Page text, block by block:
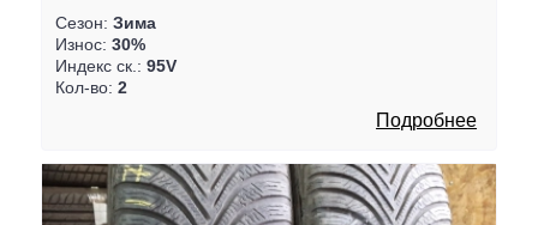
Сезон: Зима
Износ: 30%
Индекс ск.: 95V
Кол-во: 2
Подробнее